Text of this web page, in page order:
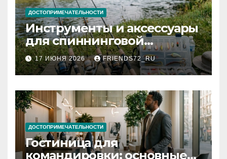
ДОСТОПРИМЕЧАТЕЛЬНОСТИ
Инструменты и аксессуары
для спиннинговой
рыбалки: назначение и
типы
17 ИЮНЯ 2026 FRIENDS72_RU
ДОСТОПРИМЕЧАТЕЛЬНОСТИ
Гостиница для
командировки: основные